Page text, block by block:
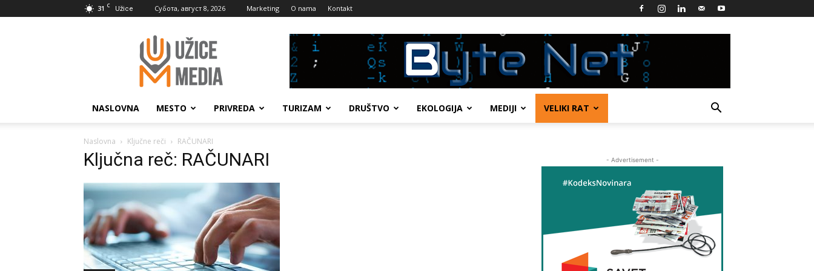
31 C Užice Субота, август 8, 2026 Marketing O nama Kontakt
UžiceMedia
NASLOVNA MESTO PRIVREDA TURIZAM DRUŠTVO EKOLOGIJA MEDIJI VELIKI RAT
Naslovna Ključne reči RAČUNARI
Ključna reč: RAČUNARI - Advertisement -